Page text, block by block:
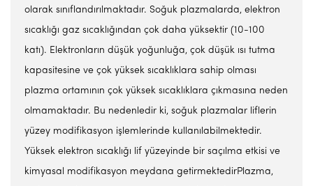
olarak sınıflandırılmaktadır. Soğuk plazmalarda, elektron
sıcaklığı gaz sıcaklığından çok daha yüksektir (10-100
katı). Elektronların düşük yoğunluğa, çok düşük ısı tutma
kapasitesine ve çok yüksek sıcaklıklara sahip olması
plazma ortamının çok yüksek sıcaklıklara çıkmasına neden
olmamaktadır. Bu nedenledir ki, soğuk plazmalar liflerin
yüzey modifikasyon işlemlerinde kullanılabilmektedir.
Yüksek elektron sıcaklığı lif yüzeyinde bir saçılma etkisi ve
kimyasal modifikasyon meydana getirmektedirPlazma,